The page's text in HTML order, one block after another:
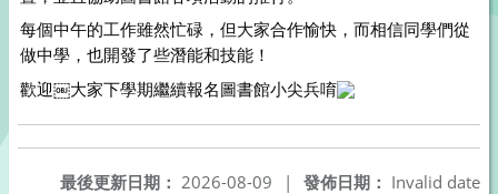
每個中午的工作雖然忙碌，但大家合作愉快，而相信同學們從
做中學，也開發了些潛能和技能！
歡迎￼大家下學期繼續報名圖書館小尖兵唷
發佈日期： Invalid date
最後更新日期： 2026-08-09
|